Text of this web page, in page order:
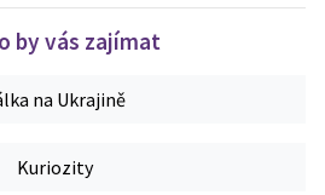
by vás zajímat
na Ukrajině
Kuriozity